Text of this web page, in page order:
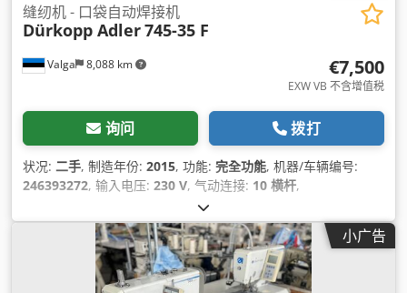
Valga 8,088 km
缝纫机 - 口袋自动焊接机
Dürkopp Adler745-35 F
€7,500
EXW VB 不含增值税
询问 拨打
状况: 二手, 制造年份: 2015, 功能: 完全功能, 机器/车辆编号:
246393272, 输入电压: 230 V, 气动连接: 10 横杆,
小广告